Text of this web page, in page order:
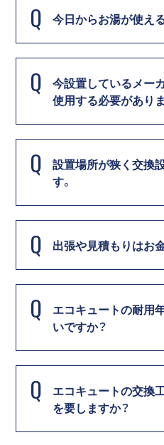
Q 今日からお湯が使え
Q
今設置しているメー
使用する必要があり
Q
設置場所が狭く交換
す。
Q 出張や見積もりはお
Q
エコキュートの耐用
いですか？
Q
エコキュートの交換
を要しますか？